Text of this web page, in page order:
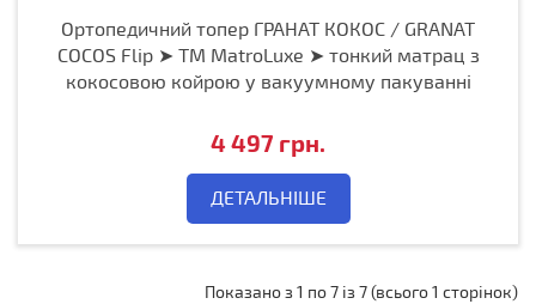
Ортопедичний топер ГРАНАТ КОКОС / GRANAT
COCOS Flip ➤ ТМ MatroLuxe ➤ тонкий матрац з
кокосовою койрою у вакуумному пакуванні
4 497 грн.
ДЕТАЛЬНІШЕ
Показано з 1 по 7 із 7 (всього 1 сторінок)